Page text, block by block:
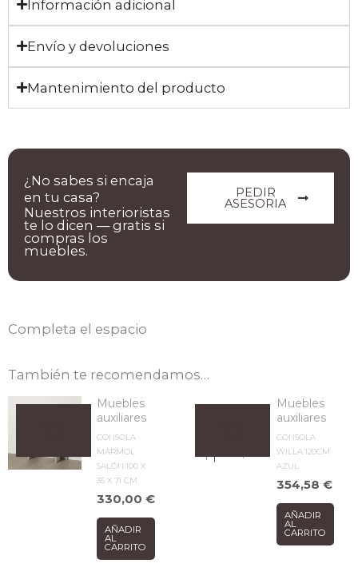
Información adicional
Envío y devoluciones
Mantenimiento del producto
PEDIR
ASESORIA
¿No sabes si encaja
en tu casa?
Nuestros interioristas
te lo dicen — gratis si
compras los
muebles.
Completa el espacio
También te recomendamos…
Muebles
auxiliares
CONSOLA
MÁRMOL
SALÓN 100 X
35 X 71 CM
330,00€
AÑADIR
AL
CARRITO
Muebles
auxiliares
CONSOLA
WILLA 120CM
AZUL
354,58€
AÑADIR
AL
CARRITO